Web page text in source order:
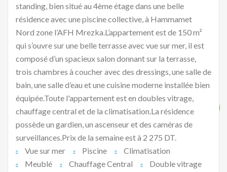
standing, bien situé au 4ème étage dans une belle
résidence avec une piscine collective, à Hammamet
Nord zone l’AFH Mrezka.L’appartement est de 150 m²
qui s’ouvre sur une belle terrasse avec vue sur mer, il est
composé d’un spacieux salon donnant sur la terrasse,
trois chambres à coucher avec des dressings, une salle de
bain, une salle d’eau et une cuisine moderne installée bien
équipée.Toute l'appartement est en doubles vitrage,
chauffage central et de la climatisation.La résidence
possède un gardien, un ascenseur et des caméras de
surveillances.Prix de la semaine est à 2 275 DT.
Vue sur mer
Piscine
Climatisation
Meublé
Chauffage Central
Double vitrage